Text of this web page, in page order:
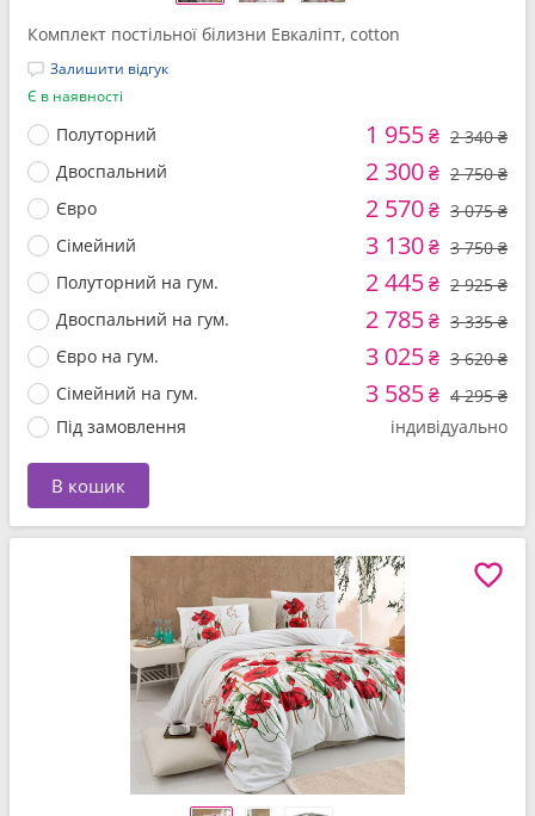
Комплект постільної білизни Евкаліпт, cotton
Залишити відгук
Є в наявності
Полуторний 1 955₴ 2 340 ₴
Двоспальний
2 300₴ 2 750 ₴
Євро
2 570₴ 3 075 ₴
Сімейний
3 130₴ 3 750 ₴
Полуторний на гум.
2 445₴ 2 925 ₴
Двоспальний на гум.
2 785₴ 3 335 ₴
Євро на гум.
3 025₴ 3 620 ₴
Сімейний на гум.
3 585₴ 4 295 ₴
Під замовлення
індивідуально
В кошик